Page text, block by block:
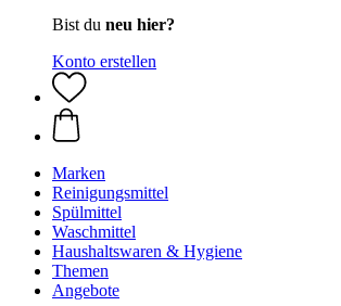
Bist du neu hier?
Konto erstellen
Marken
Reinigungsmittel
Spülmittel
Waschmittel
Haushaltswaren & Hygiene
Themen
Angebote